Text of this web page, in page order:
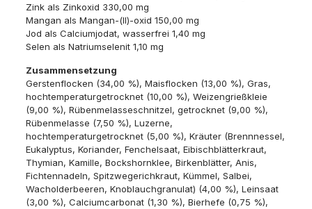
Zink als Zinkoxid 330,00 mg
Mangan als Mangan-(II)-oxid 150,00 mg
Jod als Calciumjodat, wasserfrei 1,40 mg
Selen als Natriumselenit 1,10 mg
Zusammensetzung
Gerstenflocken (34,00 %), Maisflocken (13,00 %), Gras,
hochtemperaturgetrocknet (10,00 %), Weizengrießkleie
(9,00 %), Rübenmelasseschnitzel, getrocknet (9,00 %),
Rübenmelasse (7,50 %), Luzerne,
hochtemperaturgetrocknet (5,00 %), Kräuter (Brennnessel,
Eukalyptus, Koriander, Fenchelsaat, Eibischblätterkraut,
Thymian, Kamille, Bockshornklee, Birkenblätter, Anis,
Fichtennadeln, Spitzwegerichkraut, Kümmel, Salbei,
Wacholderbeeren, Knoblauchgranulat) (4,00 %), Leinsaat
(3,00 %), Calciumcarbonat (1,30 %), Bierhefe (0,75 %),